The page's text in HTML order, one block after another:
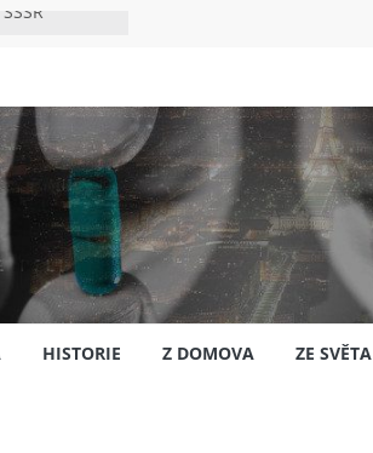
HISTORIE Z DOMOVA ZE SVĚTA